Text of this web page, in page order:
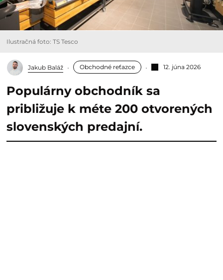
Ilustračná foto: TS Tesco
Jakub Baláž Obchodné reťazce 12. júna 2026
Populárny obchodník sa
približuje k méte 200 otvorených
slovenských predajní.